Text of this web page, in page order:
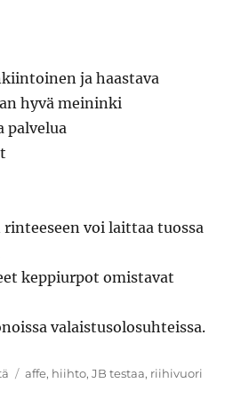
ja haastava
hyvä meininki
palvelua
voi laittaa tuossa
keppiurpot omistavat
valaistusolosuhteissa.
Avainsanat
affe, hiihto,JB testaa, riihivuori